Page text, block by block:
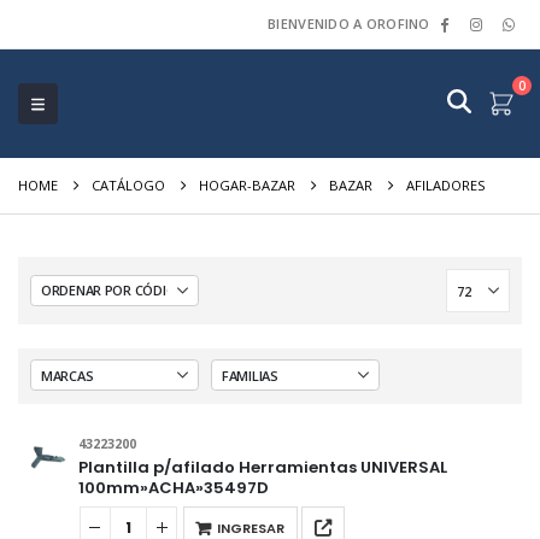
BIENVENIDO A OROFINO
0
HOME CATÁLOGO HOGAR-BAZAR BAZAR AFILADORES
43223200
Plantilla p/afilado Herramientas UNIVERSAL
100mm»ACHA»35497D
INGRESAR